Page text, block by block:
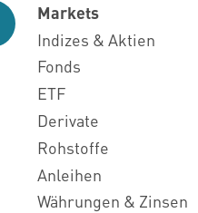
Markets
Indizes & Aktien
Fonds
ETF
Derivate
Rohstoffe
Anleihen
Währungen & Zinsen